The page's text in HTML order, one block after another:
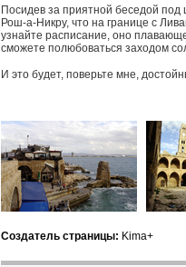
Посидев за приятной беседой
Рош-а-Никру, что на границе с
узнайте расписание, оно
сможете полюбоваться заходом
И это будет, поверьте мне,
Создатель страницы: Kima+